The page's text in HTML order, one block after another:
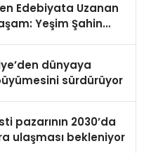
Edebiyata Uzanan
Yeşim Şahin
dünyaya
sürdürüyor
pazarının 2030’da
ulaşması bekleniyor